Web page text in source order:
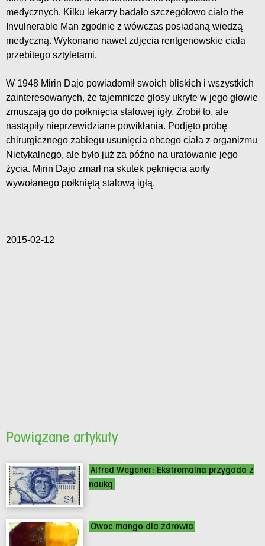
medycznych. Kilku lekarzy badało szczegółowo ciało the
Invulnerable Man zgodnie z wówczas posiadaną wiedzą
medyczną. Wykonano nawet zdjęcia rentgenowskie ciała
przebitego sztyletami.
W 1948 Mirin Dajo powiadomił swoich bliskich i wszystkich
zainteresowanych, że tajemnicze głosy ukryte w jego głowie
zmuszają go do połknięcia stalowej igły. Zrobił to, ale
nastąpiły nieprzewidziane powikłania. Podjęto próbę
chirurgicznego zabiegu usunięcia obcego ciała z organizmu
Nietykalnego, ale było już za późno na uratowanie jego
życia. Mirin Dajo zmarł na skutek pęknięcia aorty
wywołanego połkniętą stalową igłą.
2015-02-12
Powiązane artykuły
Alfred Wegener: Ekstremalna przygoda z
nauką
Owoc mango dla zdrowia